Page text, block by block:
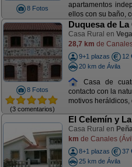
8 Fotos
apartamentos
ellos con su baño,
8 Fotos
(3 comentarios)
Duquesa de
Casa Rural en
28,7 km de
9+1 plazas
12
20 km de Ávila
Casa de
contacto con la
motivos
El Celemín y
Casa Rural en
km de Canales
8+1 plazas
37
25 km de Ávila